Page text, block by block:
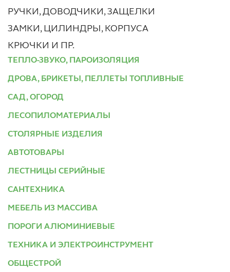
РУЧКИ, ДОВОДЧИКИ, ЗАЩЕЛКИ
ЗАМКИ, ЦИЛИНДРЫ, КОРПУСА
КРЮЧКИ И ПР.
ТЕПЛО-ЗВУКО, ПАРОИЗОЛЯЦИЯ
ДРОВА, БРИКЕТЫ, ПЕЛЛЕТЫ ТОПЛИВНЫЕ
САД, ОГОРОД
ЛЕСОПИЛОМАТЕРИАЛЫ
СТОЛЯРНЫЕ ИЗДЕЛИЯ
АВТОТОВАРЫ
ЛЕСТНИЦЫ СЕРИЙНЫЕ
САНТЕХНИКА
МЕБЕЛЬ ИЗ МАССИВА
ПОРОГИ АЛЮМИНИЕВЫЕ
ТЕХНИКА И ЭЛЕКТРОИНСТРУМЕНТ
ОБЩЕСТРОЙ